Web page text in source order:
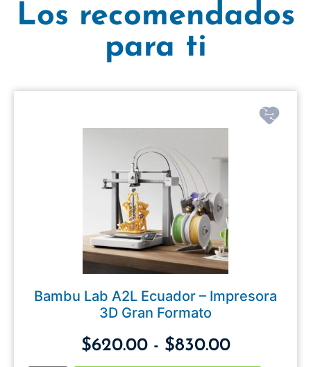
Los recomendados
para ti
Bambu Lab A2L Ecuador – Impresora
3D Gran Formato
$620.00 - $830.00